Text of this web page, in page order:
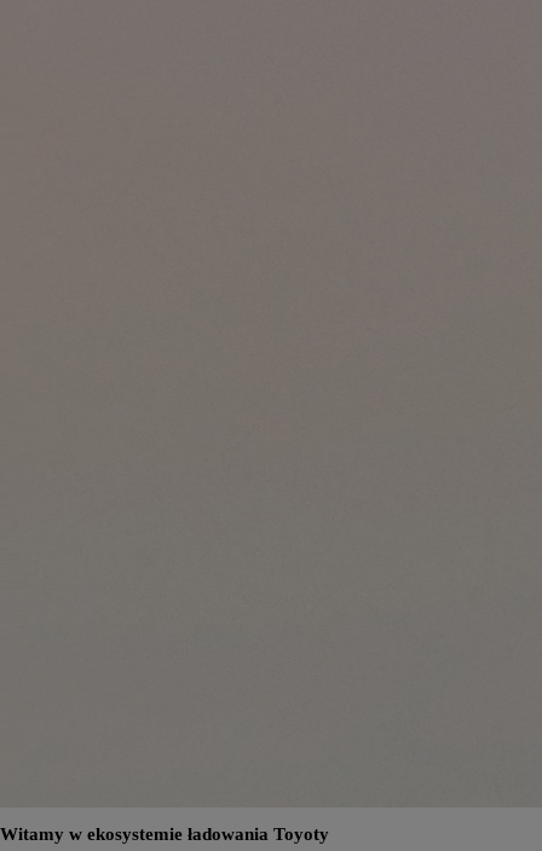
Witamy w ekosystemie ładowania Toyoty